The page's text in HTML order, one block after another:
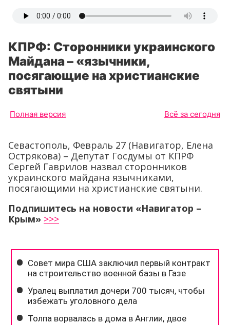
КПРФ: Сторонники украинского
Майдана – «язычники,
посягающие на христианские
святыни
Полная версия Всё за сегодня
Севастополь, Февраль 27 (Навигатор, Елена
Острякова) – Депутат Госдумы от КПРФ
Сергей Гаврилов назвал сторонников
украинского майдана язычниками,
посягающими на христианские святыни.
Подпишитесь на новости «Навигатор –
Крым» >>>